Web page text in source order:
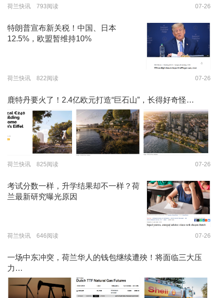
荷兰快讯 793阅读 07-26
特朗普宣布新关税！中国、日本
12.5%，欧盟暂维持10%
荷兰快讯 822阅读 07-26
鹿特丹要火了！2.4亿欧元打造“巨石山”，长得好奇怪…
荷兰快讯 825阅读 07-26
考试分数一样，升学结果却不一样？荷
兰最新研究曝光原因
荷兰快讯 646阅读 07-26
一场中东冲突，荷兰华人的钱包继续遭殃！将面临三大压
力…